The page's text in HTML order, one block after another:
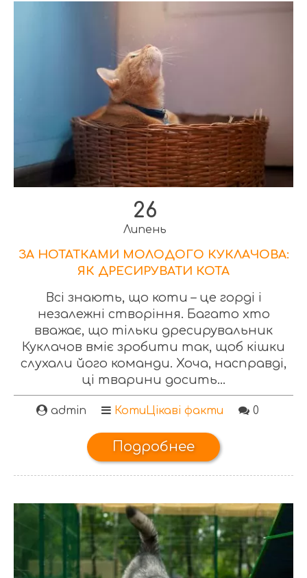
26
Липень
ЗА НОТАТКАМИ МОЛОДОГО КУКЛАЧОВА:
ЯК ДРЕСИРУВАТИ КОТА
Всі знають, що коти – це горді і
незалежні створіння. Багато хто
вважає, що тільки дресирувальник
Куклачов вміє зробити так, щоб кішки
слухали його команди. Хоча, насправді,
ці тварини досить...
admin Коти Цікаві факти 0
Подробнее